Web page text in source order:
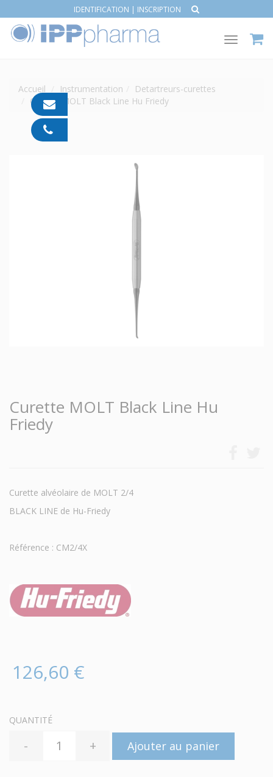
IDENTIFICATION | INSCRIPTION
Toggle
Accueil Instrumentation
Detartreurs-curettes
Curette MOLT Black Line Hu Friedy
Curette MOLT Black Line Hu
Friedy
Curette alvéolaire de MOLT 2/4
BLACK LINE de Hu-Friedy
Référence : CM2/4X
126,60 €
QUANTITÉ
- + Ajouter au panier
contact@ipp-
pharma.com
91